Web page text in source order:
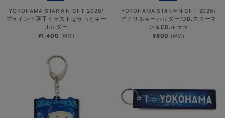
YOKOHAMA STAR☆NIGHT 2026/
ブラインド選手イラストぱかっとキー
ホルダー
¥1,400 (税込)
YOKOHAMA STAR☆NIGHT 2026/
アクリルキーホルダー/DB.スターマ
ン＆DB.キララ
¥800 (税込)